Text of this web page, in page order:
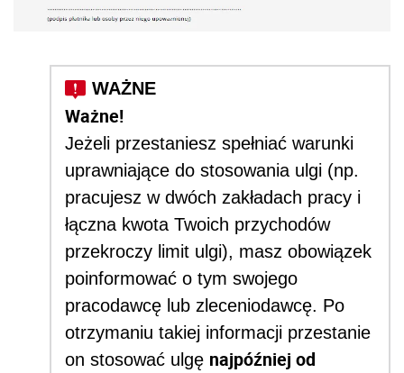
Ważne!
Jeżeli przestaniesz spełniać warunki
uprawniające do stosowania ulgi (np.
pracujesz w dwóch zakładach pracy i
łączna kwota Twoich przychodów
przekroczy limit ulgi), masz obowiązek
poinformować o tym swojego
pracodawcę lub zleceniodawcę. Po
otrzymaniu takiej informacji przestanie
on stosować ulgę najpóźniej od